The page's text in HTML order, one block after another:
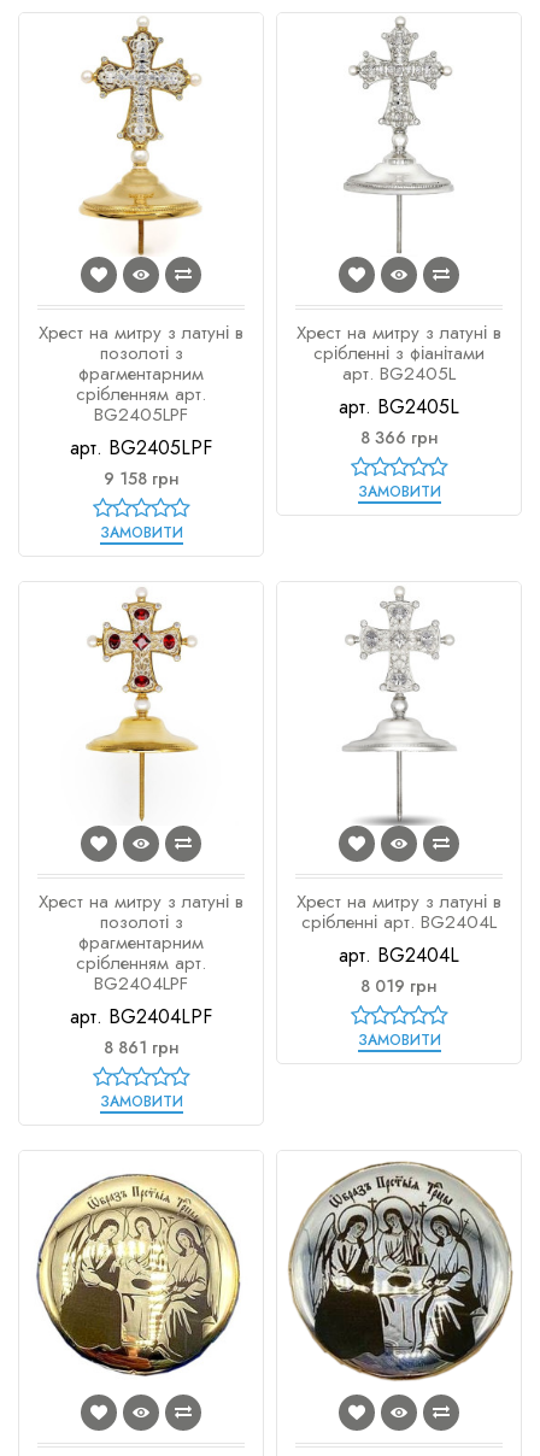
Хрест на митру з латуні в
позолоті з
фрагментарним
срібленням арт.
BG2405LPF
арт. BG2405LPF
9 158 грн
ЗАМОВИТИ
Хрест на митру з латуні в
срібленні з фіанітами
арт. BG2405L
арт. BG2405L
8 366 грн
ЗАМОВИТИ
Хрест на митру з латуні в
позолоті з
фрагментарним
срібленням арт.
BG2404LPF
арт. BG2404LPF
8 861 грн
ЗАМОВИТИ
Хрест на митру з латуні в
срібленні арт. BG2404L
арт. BG2404L
8 019 грн
ЗАМОВИТИ